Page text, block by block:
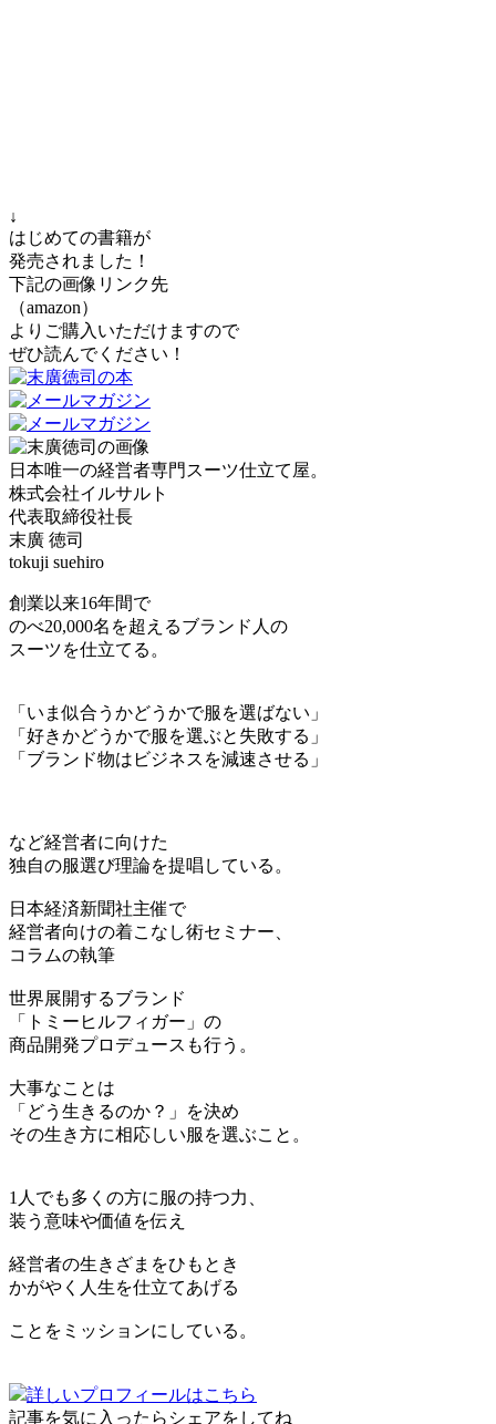
↓
はじめての書籍が
発売されました！
下記の画像リンク先
（amazon）
よりご購入いただけますので
ぜひ読んでください！
日本唯一の経営者専門スーツ仕立て屋。
株式会社イルサルト
代表取締役社長
末廣 徳司
tokuji suehiro
創業以来16年間で
のべ20,000名を超えるブランド人の
スーツを仕立てる。
「いま似合うかどうかで服を選ばない」
「好きかどうかで服を選ぶと失敗する」
「ブランド物はビジネスを減速させる」
など経営者に向けた
独自の服選び理論を提唱している。
日本経済新聞社主催で
経営者向けの着こなし術セミナー、
コラムの執筆
世界展開するブランド
「トミーヒルフィガー」の
商品開発プロデュースも行う。
大事なことは
「どう生きるのか？」を決め
その生き方に相応しい服を選ぶこと。
1人でも多くの方に服の持つ力、
装う意味や価値を伝え
経営者の生きざまをひもとき
かがやく人生を仕立てあげる
ことをミッションにしている。
詳しいプロフィールはこちら
記事を気に入ったらシェアをしてね